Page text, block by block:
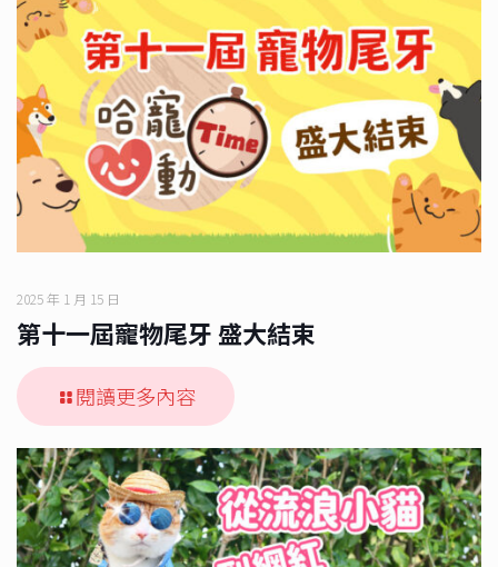
2025 年 1 月 15 日
第十一屆寵物尾牙 盛大結束
閱讀更多內容